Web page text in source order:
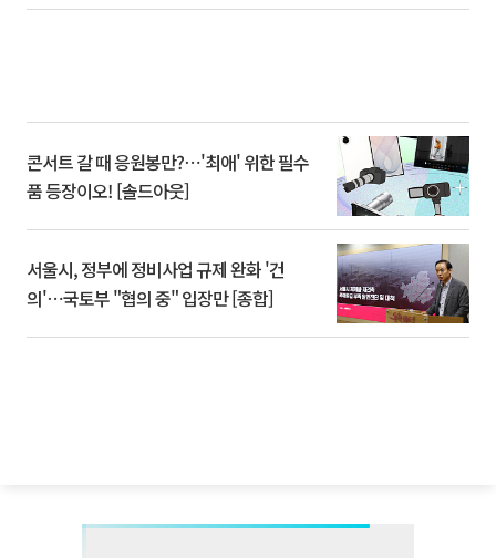
콘서트 갈 때 응원봉만?⋯'최애' 위한 필수
품 등장이오! [솔드아웃]
서울시, 정부에 정비사업 규제 완화 '건
의'⋯국토부 "협의 중" 입장만 [종합]